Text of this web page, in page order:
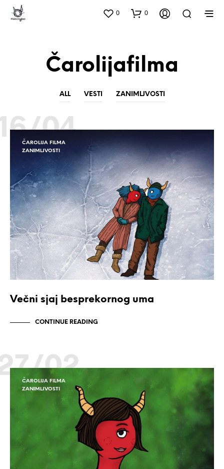
0 0
Čarolijafilma
ALL VESTI ZANIMLJVOSTI
04
ČAROLIJA FILMA
ZANIMLJVOSTI
Večni sjaj besprekornog uma
CONTINUE READING
02
ČAROLIJA FILMA
ZANIMLJVOSTI